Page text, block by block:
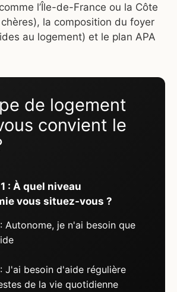
l’Île-de-France ou la Côte
chères), la composition du foyer
au logement) et le plan APA
de logement
convient le
: À quel niveau
vous situez-vous ?
Autonome, je n'ai besoin que
J'ai besoin d'aide régulière
de la vie quotidienne